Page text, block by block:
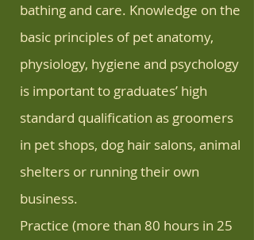
bathing and care. Knowledge on the
basic principles of pet anatomy,
physiology, hygiene and psychology
is important to graduates’ high
standard qualification as groomers
in pet shops, dog hair salons, animal
shelters or running their own
business.
Practice (more than 80 hours in 25